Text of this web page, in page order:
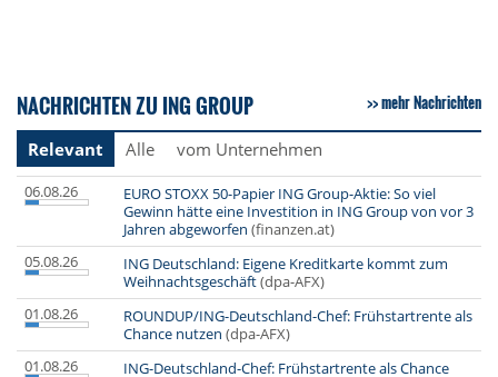
NACHRICHTEN ZU ING GROUP mehr Nachrichten
Relevant Alle vom Unternehmen
06.08.26
EURO STOXX 50-Papier ING Group-Aktie: So viel
Gewinn hätte eine Investition in ING Group von vor 3
Jahren abgeworfen (finanzen.at)
05.08.26
ING Deutschland: Eigene Kreditkarte kommt zum
Weihnachtsgeschäft(dpa-AFX)
01.08.26
ROUNDUP/ING-Deutschland-Chef: Frühstartrente als
Chance nutzen (dpa-AFX)
01.08.26
ING-Deutschland-Chef: Frühstartrente als Chance